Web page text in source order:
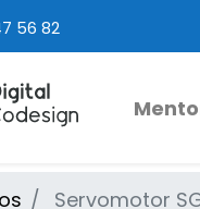
56 82
Servomotor